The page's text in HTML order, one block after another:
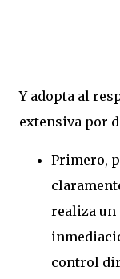
Y adopta al
extensiva por
Primero,
realiza un
control